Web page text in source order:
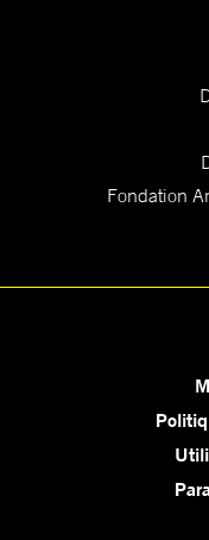
Fondation